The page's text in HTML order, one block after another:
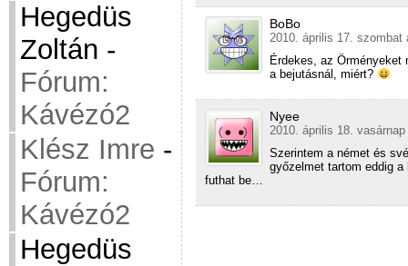
Hegedüs
Zoltán -
Fórum:
Kávézó2
Klész Imre -
Fórum:
Kávézó2
Hegedüs
BoBo
2010. április 17. szombat
Érdekes, az
a bejutásnál, miért?
Nyee
2010. április 18.
Szerintem a német és
győzelmet tartom eddig
futhat be…